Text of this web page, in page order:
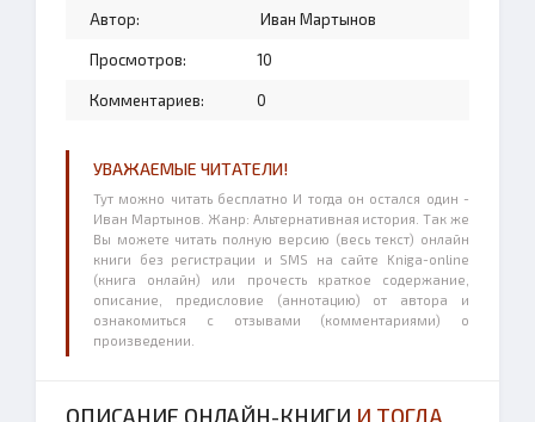
Автор: Иван Мартынов
Просмотров: 10
Комментариев: 0
УВАЖАЕМЫЕ ЧИТАТЕЛИ!
Тут можно читать бесплатно И тогда он остался один -
Иван Мартынов. Жанр: Альтернативная история. Так же
Вы можете читать полную версию (весь текст) онлайн
книги без регистрации и SMS на сайте Kniga-online
(книга онлайн) или прочесть краткое содержание,
описание, предисловие (аннотацию) от автора и
ознакомиться с отзывами (комментариями) о
произведении.
ОПИСАНИЕ ОНЛАЙН-КНИГИ И ТОГДА